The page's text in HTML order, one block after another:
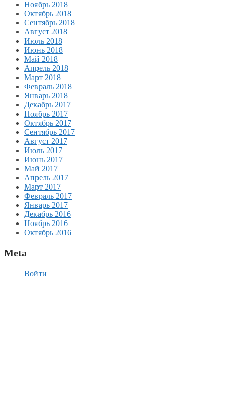
Ноябрь 2018
Октябрь 2018
Сентябрь 2018
Август 2018
Июль 2018
Июнь 2018
Май 2018
Апрель 2018
Март 2018
Февраль 2018
Январь 2018
Декабрь 2017
Ноябрь 2017
Октябрь 2017
Сентябрь 2017
Август 2017
Июль 2017
Июнь 2017
Май 2017
Апрель 2017
Март 2017
Февраль 2017
Январь 2017
Декабрь 2016
Ноябрь 2016
Октябрь 2016
Meta
Войти